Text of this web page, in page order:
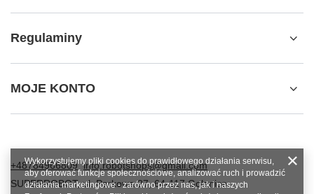
Regulaminy
MOJE KONTO
+48784966809 info.robotshops@gmail.com
SUPERROBOT,ul. Parkowa 27,64-117Gołanice
Wykorzystujemy pliki cookies do prawidłowego działania serwisu,
aby oferować funkcje społecznościowe, analizować ruch i prowadzić
działania marketingowe - zarówno przez nas, jak i naszych